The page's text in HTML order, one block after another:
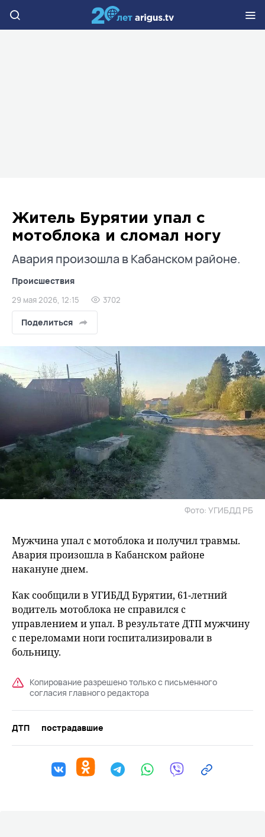
Житель Бурятии упал с
мотоблока и сломал ногу
Авария произошла в Кабанском районе.
Происшествия
29 мая 2026, 12:15 3702
Поделиться
Фото: УГИБДД РБ
Мужчина упал с мотоблока и получил травмы.
Авария произошла в Кабанском районе
накануне днем.
Как сообщили в УГИБДД Бурятии, 61-летний
водитель мотоблока не справился с
управлением и упал. В результате ДТП мужчину
с переломами ноги госпитализировали в
больницу.
Копирование разрешено только с письменного
согласия главного редактора
ДТП пострадавшие